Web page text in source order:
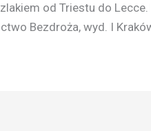
od Triestu do
Bezdroża, wyd. I